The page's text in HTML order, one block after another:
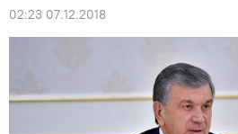
02:23 07.12.2018